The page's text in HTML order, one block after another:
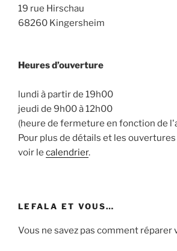
19 rue Hirschau
68260 Kingersheim
Heures d’ouverture
lundi à partir de 19h00
jeudi de 9h00 à 12h00
(heure de fermeture en fonction de
Pour plus de détails et les
voir le calendrier.
LEFALA ET VOUS…
Vous ne savez pas comment réparer